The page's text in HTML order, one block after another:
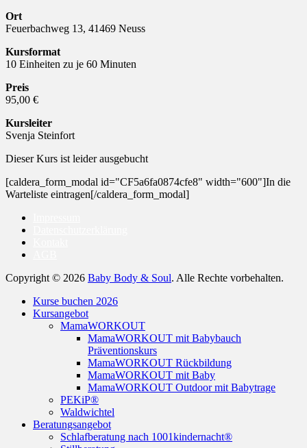
Ort
Feuerbachweg 13, 41469 Neuss
Kursformat
10 Einheiten zu je 60 Minuten
Preis
95,00 €
Kursleiter
Svenja Steinfort
Dieser Kurs ist leider ausgebucht
[caldera_form_modal id="CF5a6fa0874cfe8" width="600"]In die
Warteliste eintragen[/caldera_form_modal]
Copyright © 2026 Baby Body & Soul. Alle Rechte vorbehalten.
oben
scrollen
Kurse buchen 2026
Kursangebot
MamaWORKOUT
MamaWORKOUT mit Babybauch
Präventionskurs
MamaWORKOUT Rückbildung
MamaWORKOUT mit Baby
MamaWORKOUT Outdoor mit Babytrage
PEKiP®
Waldwichtel
Beratungsangebot
Schlafberatung nach 1001kindernacht®